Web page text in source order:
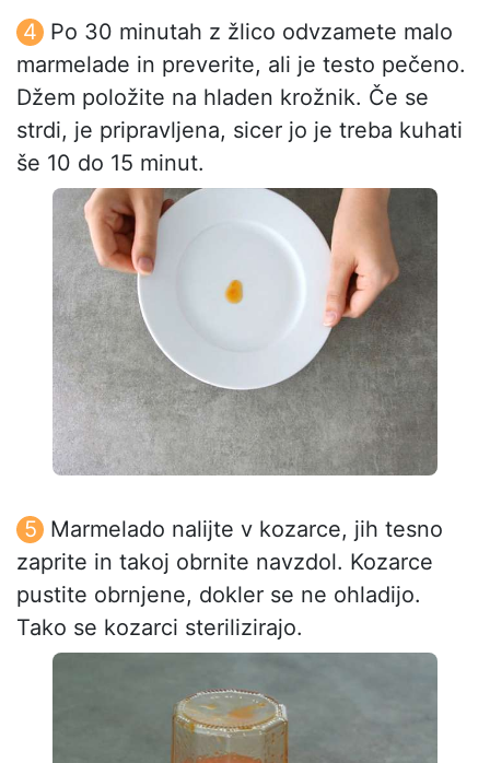
Po 30 minutah z žlico odvzamete malo
marmelade in preverite, ali je testo pečeno.
Džem položite na hladen krožnik. Če se
strdi, je pripravljena, sicer jo je treba kuhati
še 10 do 15 minut.
Marmelado nalijte v kozarce, jih tesno
zaprite in takoj obrnite navzdol. Kozarce
pustite obrnjene, dokler se ne ohladijo.
Tako se kozarci sterilizirajo.